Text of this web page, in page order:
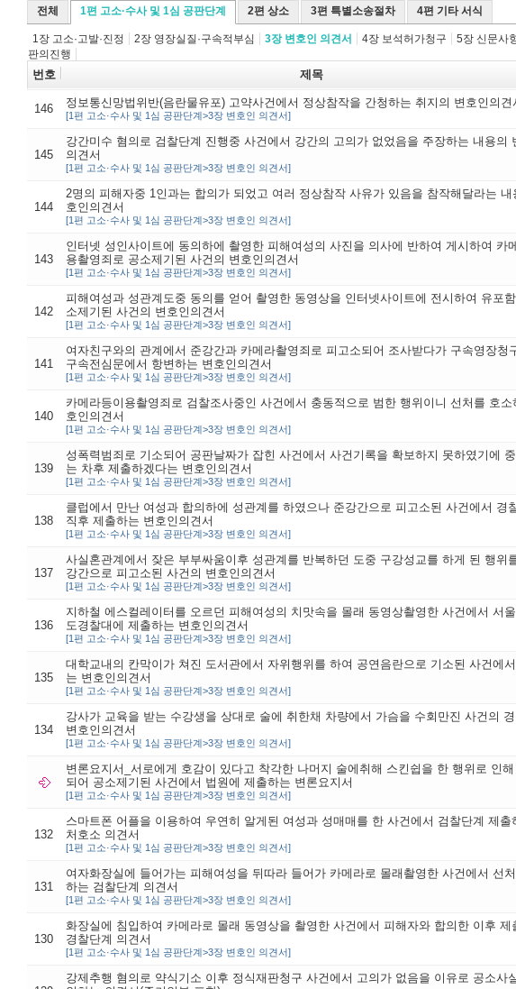
전체 1편 고소·수사 및 1심 공판단계
1장 고소·고발·진정 2장 영장실질·구속적부심 3장 변호인 의견서 4장 보석허가청구 5장 신문사
판의진행
2편 상소 3편 특별소송절차 4편 기타 서식
번호 제목
146 정보통신망법위반(음란물유포) 고약사건에서 정상참작을 간청하는 취지의 변호인의견
[1편 고소·수사 및 1심 공판단계>3장 변호인 의견서]
145
강간미수 혐의로 검찰단계 진행중 사건에서 강간의 고의가 없었음을 주장하는 내용의
의견서
[1편 고소·수사 및 1심 공판단계>3장 변호인 의견서]
144
2명의 피해자중 1인과는 합의가 되었고 여러 정상참작 사유가 있음을 참작해달라는 내
호인의견서
[1편 고소·수사 및 1심 공판단계>3장 변호인 의견서]
143
인터넷 성인사이트에 동의하에 촬영한 피해여성의 사진을 의사에 반하여 게시하여 카
용촬영죄로 공소제기된 사건의 변호인의견서
[1편 고소·수사 및 1심 공판단계>3장 변호인 의견서]
142
피해여성과 성관계도중 동의를 얻어 촬영한 동영상을 인터넷사이트에 전시하여 유포
소제기된 사건의 변호인의견서
[1편 고소·수사 및 1심 공판단계>3장 변호인 의견서]
141
여자친구와의 관계에서 준강간과 카메라촬영죄로 피고소되어 조사받다가 구속영장청
구속전심문에서 항변하는 변호인의견서
[1편 고소·수사 및 1심 공판단계>3장 변호인 의견서]
140
카메라등이용촬영죄로 검찰조사중인 사건에서 충동적으로 범한 행위이니 선처를 호소
호인의견서
[1편 고소·수사 및 1심 공판단계>3장 변호인 의견서]
139
성폭력범죄로 기소되어 공판날짜가 잡힌 사건에서 사건기록을 확보하지 못하였기에
는 차후 제출하겠다는 변호인의견서
[1편 고소·수사 및 1심 공판단계>3장 변호인 의견서]
138
클럽에서 만난 여성과 합의하에 성관계를 하였으나 준강간으로 피고소된 사건에서 경
직후 제출하는 변호인의견서
[1편 고소·수사 및 1심 공판단계>3장 변호인 의견서]
137
사실혼관계에서 잦은 부부싸움이후 성관계를 반복하던 도중 구강성교를 하게 된 행위
강간으로 피고소된 사건의 변호인의견서
[1편 고소·수사 및 1심 공판단계>3장 변호인 의견서]
136
지하철 에스컬레이터를 오르던 피해여성의 치맛속을 몰래 동영상촬영한 사건에서 서
도경찰대에 제출하는 변호인의견서
[1편 고소·수사 및 1심 공판단계>3장 변호인 의견서]
135
대학교내의 칸막이가 쳐진 도서관에서 자위행위를 하여 공연음란으로 기소된 사건에
는 변호인의견서
[1편 고소·수사 및 1심 공판단계>3장 변호인 의견서]
134
강사가 교육을 받는 수강생을 상대로 술에 취한채 차량에서 가슴을 수회만진 사건의 경
변호인의견서
[1편 고소·수사 및 1심 공판단계>3장 변호인 의견서]
변론요지서_서로에게 호감이 있다고 착각한 나머지 술에취해 스킨쉽을 한 행위로 인
되어 공소제기된 사건에서 법원에 제출하는 변론요지서
[1편 고소·수사 및 1심 공판단계>3장 변호인 의견서]
132
스마트폰 어플을 이용하여 우연히 알게된 여성과 성매매를 한 사건에서 검찰단계 제출
처호소 의견서
[1편 고소·수사 및 1심 공판단계>3장 변호인 의견서]
131
여자화장실에 들어가는 피해여성을 뒤따라 들어가 카메라로 몰래촬영한 사건에서 선
하는 검찰단계 의견서
[1편 고소·수사 및 1심 공판단계>3장 변호인 의견서]
130
화장실에 침입하여 카메라로 몰래 동영상을 촬영한 사건에서 피해자와 합의한 이후 제
경찰단계 의견서
[1편 고소·수사 및 1심 공판단계>3장 변호인 의견서]
강제추행 혐의로 약식기소 이후 정식재판청구 사건에서 고의가 없음을 이유로 공소사